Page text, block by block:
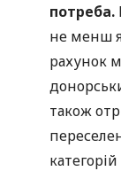
потреба.
не менш
рахунок
також